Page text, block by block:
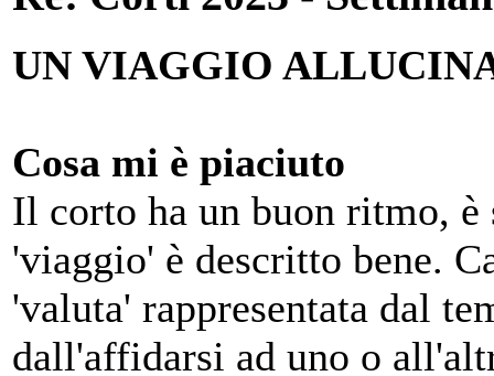
UN VIAGGIO
Cosa mi è piaciuto
Il corto ha un buon ritmo,
'viaggio' è descritto bene.
'valuta' rappresentata dal
dall'affidarsi ad uno o